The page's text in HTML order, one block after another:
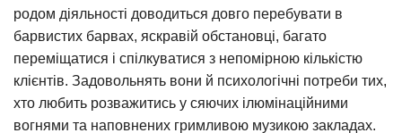
родом діяльності доводиться довго перебувати в
барвистих барвах, яскравій обстановці, багато
переміщатися і спілкуватися з непомірною кількістю
клієнтів. Задовольнять вони й психологічні потреби тих,
хто любить розважитись у сяючих ілюмінаційними
вогнями та наповнених гримливою музикою закладах.